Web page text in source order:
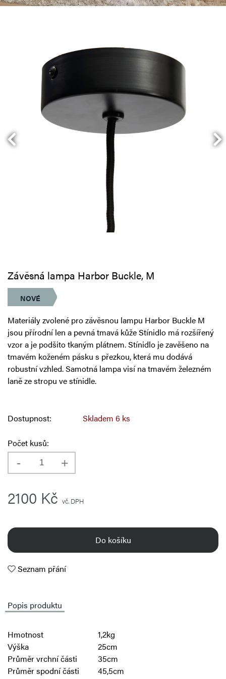
Závěsná lampa Harbor Buckle, M
NOVÉ
Materiály zvolené pro závěsnou lampu Harbor Buckle M
jsou přírodní len a pevná tmavá kůže Stínidlo má rozšířený
vzor a je podšito tkaným plátnem. Stínidlo je zavěšeno na
tmavém koženém pásku s přezkou, která mu dodává
robustní vzhled. Samotná lampa visí na tmavém železném
laně ze stropu ve stínidle.
Dostupnost: Skladem 6 ks
Počet kusů:
2100 Kč vč. DPH
Do košíku
Seznam přání
Popis produktu
Hmotnost
1,2kg
Výška
25cm
Průměr vrchní části
35cm
Průměr spodní části
45,5cm